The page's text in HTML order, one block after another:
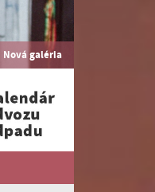
Nová galéria